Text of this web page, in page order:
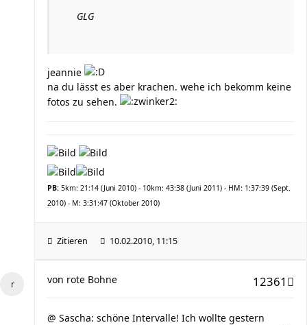
GLG
jeannie
na du lässt es aber krachen. wehe ich bekomm keine
fotos zu sehen.
PB: 5km: 21:14 (Juni 2010) - 10km: 43:38 (Juni 2011) - HM: 1:37:39 (Sept.
2010) - M: 3:31:47 (Oktober 2010)
Zitieren 10.02.2010, 11:15
12361
von rote Bohne
@ Sascha: schöne Intervalle! Ich wollte gestern